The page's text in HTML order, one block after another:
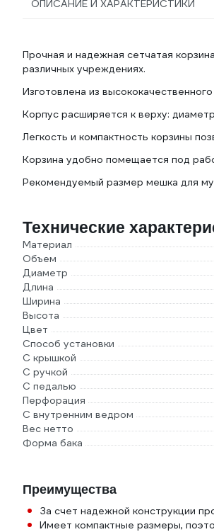
ОПИСАНИЕ И ХАРАКТЕРИСТИКИ
Прочная и надежная сетчатая
различных учреждениях.
Изготовлена из
Корпус расширяется к верху:
Легкость и компактность корзины
Корзина удобно помещается под
Рекомендуемый размер мешка для
Технические
Материал
Объем
Диаметр
Длина
Ширина
Высота
Цвет
Способ установки
С крышкой
С ручкой
С педалью
Перфорация
С внутренним ведром
Вес нетто
Форма бака
Преимущества
За счет надежной конструкции
Имеет компактные размеры,